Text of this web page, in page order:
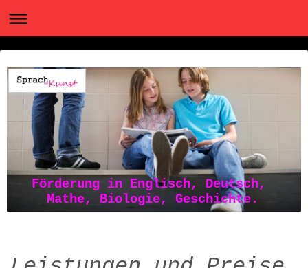
Förderung in Englisch, Deutsch,
Mathe, Biologie, Geschichte.